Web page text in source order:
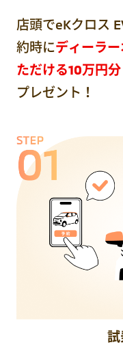
店頭でeKクロス
約時にディーラ
ただける10万円
プレゼント！